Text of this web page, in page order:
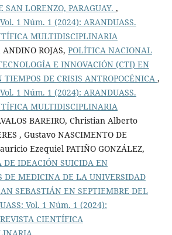
SAN LORENZO, PARAGUAY. ,
1 Núm. 1 (2024): ARANDUASS.
MULTIDISCIPLINARIA
ROJAS, POLÍTICA NACIONAL
E INNOVACIÓN (CTI) EN
TIEMPOS DE CRISIS ANTROPOCÉNICA ,
1 Núm. 1 (2024): ARANDUASS.
MULTIDISCIPLINARIA
BAREIRO, Christian Alberto
, Gustavo NASCIMENTO DE
Ezequiel PATIÑO GONZÁLEZ,
DE IDEACIÓN SUICIDA EN
DE MEDICINA DE LA UNIVERSIDAD
SEBASTIÁN EN SEPTIEMBRE DEL
Vol. 1 Núm. 1 (2024):
CIENTÍFICA